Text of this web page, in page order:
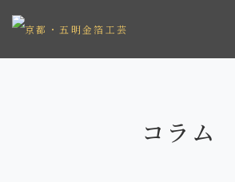
コラム